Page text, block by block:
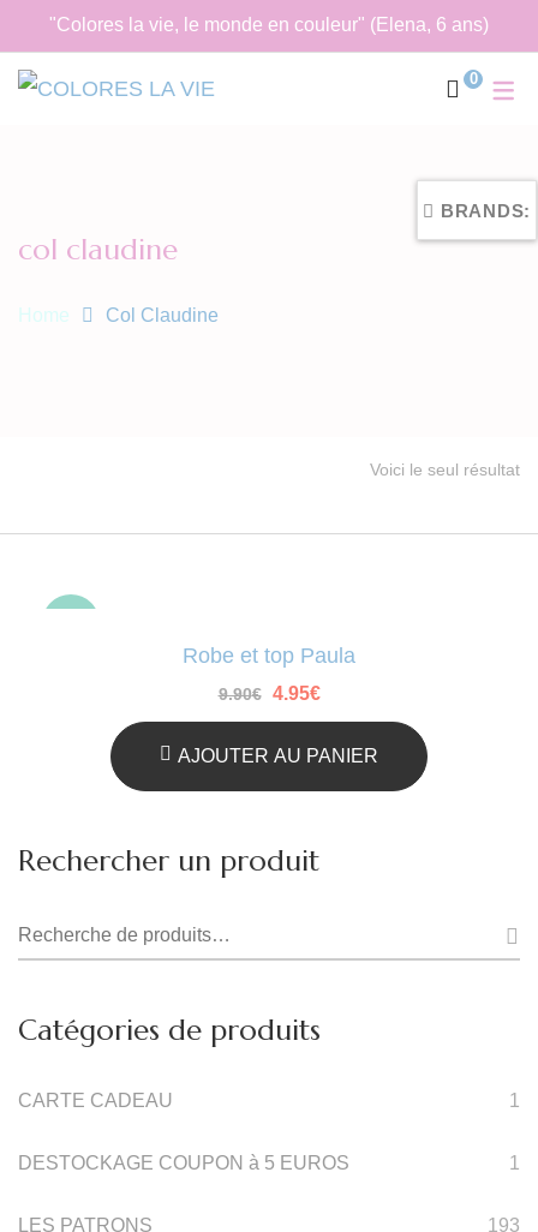
"Colores la vie, le monde en couleur" (Elena, 6 ans)
0
col claudine
Home Col Claudine
Voici le seul résultat
Robe et top Paula
9.90€ Le
était :
9.90€.
4.95€Le
est :
4.95€.
AJOUTER AU PANIER
Rechercher un produit
Recherche
Catégories de produits
CARTE CADEAU 1
DESTOCKAGE COUPON à 5 EUROS 1
LES PATRONS 193
BRANDS: